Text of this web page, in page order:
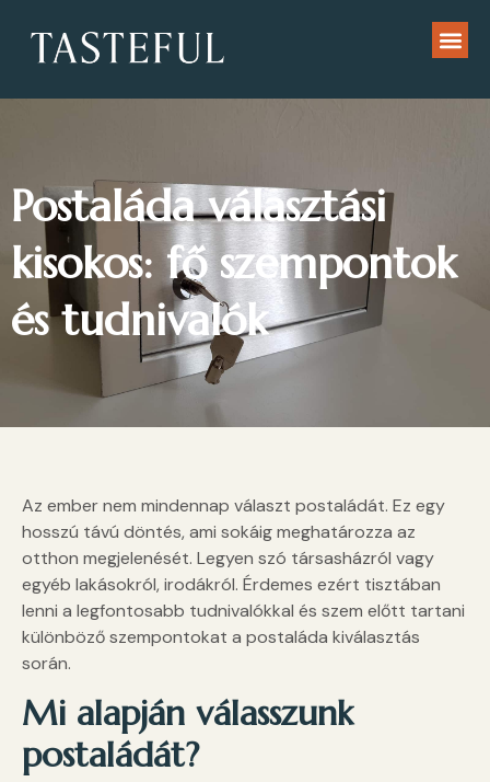
Postaláda választási
kisokos: fő szempontok
és tudnivalók
Az ember nem mindennap választ postaládát. Ez egy
hosszú távú döntés, ami sokáig meghatározza az
otthon megjelenését. Legyen szó társasházról vagy
egyéb lakásokról, irodákról. Érdemes ezért tisztában
lenni a legfontosabb tudnivalókkal és szem előtt tartani
különböző szempontokat a postaláda kiválasztás
során.
Mi alapján válasszunk
postaládát?